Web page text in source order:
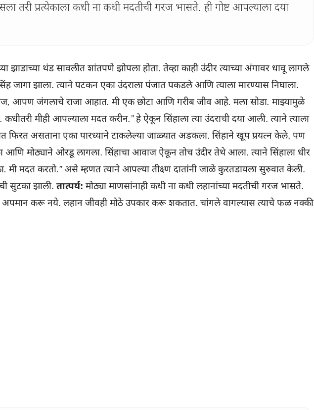
तरी प्रत्येकाला कधी ना कधी मदतीची गरज भासते. ही गोष्ट आपल्याला दया
झाडाच्या थंड सावलीत शांतपणे झोपला होता. तेव्हा काही उंदीर त्याच्या अंगावर धावू लागले
जागा झाला. त्याने पटकन एका उंदराला पंजात पकडले आणि त्याला मारण्यास निघाला.
आपण जंगलाचे राजा आहात. मी एक छोटा आणि गरीब जीव आहे. मला सोडा. माझ्यामुळे
कधीतरी मीही आपल्याला मदत करीन.”हे ऐकून सिंहाला त्या उंदराची दया आली. त्याने त्याला
फिरत असताना एका पारध्याने टाकलेल्या जाळ्यात अडकला. सिंहाने खूप प्रयत्न केले, पण
आणि मोठ्याने ओरडू लागला. सिंहाचा आवाज ऐकून तोच उंदीर तेथे आला. त्याने सिंहाला धीर
मी मदत करतो.”असे म्हणत त्याने आपल्या तीक्ष्ण दातांनी जाळे कुरतडायला सुरुवात केली.
सुटका झाली. तात्पर्य: मोठ्या माणसांनाही कधी ना कधी लहानांच्या मदतीची गरज भासते.
अपमान करू नये. लहान जीवही मोठे उपकार करू शकतात. चांगले वागल्यास त्याचे फळ नक्की